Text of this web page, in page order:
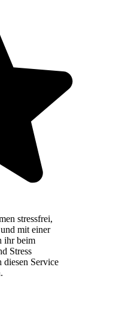
stressfrei,
mit einer
ihr beim
Stress
Service